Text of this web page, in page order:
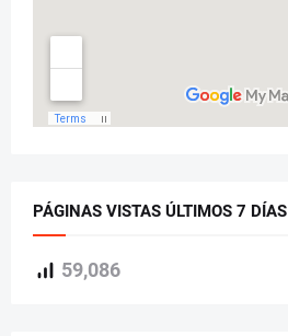
PÁGINAS VISTAS ÚLTIMOS 7 DÍAS
59,086